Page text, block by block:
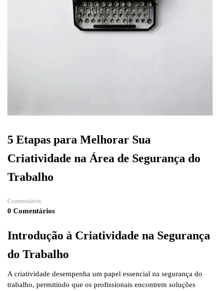
5 Etapas para Melhorar Sua
Criatividade na Área de Segurança do
Trabalho
Comentários
0 Comentários
Introdução à Criatividade na Segurança
do Trabalho
A criatividade desempenha um papel essencial na segurança do
trabalho, permitindo que os profissionais encontrem soluções